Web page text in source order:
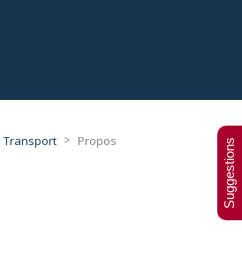
Transport > Propos Suggestions